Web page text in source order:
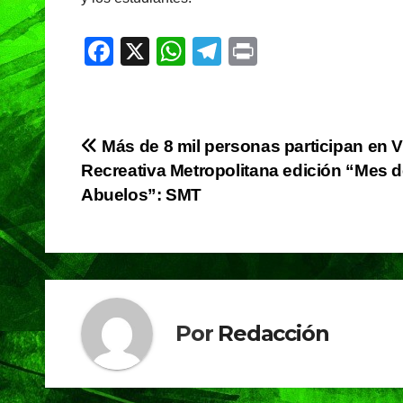
F
e
b
o
k
X
W
s
A
p
T
gr
a
Navegación
de
Más de 8 mil personas participan en
Recreativa Metropolitana edición “Mes
Abuelos”: SMT
Por Redacción